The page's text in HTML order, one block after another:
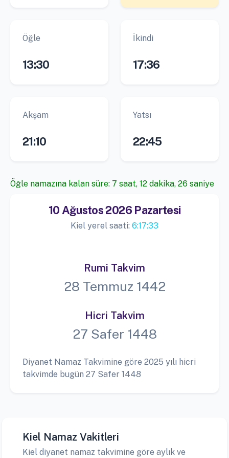
Öğle
13:30
İkindi
17:36
Akşam
21:10
Yatsı
22:45
Öğle namazına kalan süre: 7 saat, 12 dakika, 25 saniye
10 Ağustos 2026 Pazartesi
Kiel yerel saati: 6:17:34
Rumi Takvim
28 Temmuz 1442
Hicri Takvim
27 Safer 1448
Diyanet Namaz Takvimine göre 2025 yılı hicri
takvimde bugün 27 Safer 1448
Kiel Namaz Vakitleri
Kiel diyanet namaz takvimine göre aylık ve